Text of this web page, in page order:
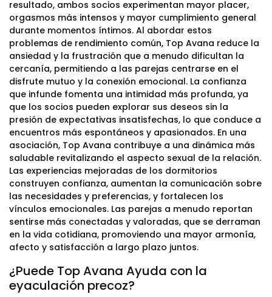
resultado, ambos socios experimentan mayor placer,
orgasmos más intensos y mayor cumplimiento general
durante momentos íntimos. Al abordar estos
problemas de rendimiento común, Top Avana reduce la
ansiedad y la frustración que a menudo dificultan la
cercanía, permitiendo a las parejas centrarse en el
disfrute mutuo y la conexión emocional. La confianza
que infunde fomenta una intimidad más profunda, ya
que los socios pueden explorar sus deseos sin la
presión de expectativas insatisfechas, lo que conduce a
encuentros más espontáneos y apasionados. En una
asociación, Top Avana contribuye a una dinámica más
saludable revitalizando el aspecto sexual de la relación.
Las experiencias mejoradas de los dormitorios
construyen confianza, aumentan la comunicación sobre
las necesidades y preferencias, y fortalecen los
vínculos emocionales. Las parejas a menudo reportan
sentirse más conectadas y valoradas, que se derraman
en la vida cotidiana, promoviendo una mayor armonía,
afecto y satisfacción a largo plazo juntos.
¿Puede Top Avana Ayuda con la
eyaculación precoz?